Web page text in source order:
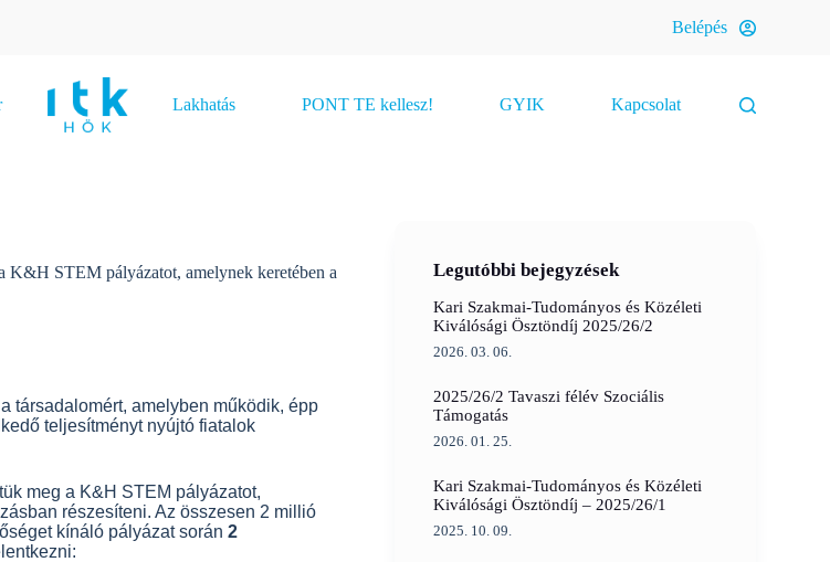
Belépés
Lakhatás PONT TE kellesz! GYIK Kapcsolat
K&H STEM pályázatot, amelynek keretében a
társadalomért, amelyben működik, épp
teljesítményt nyújtó fiatalok
meg a K&H STEM pályázatot,
részesíteni. Az összesen 2 millió
kínáló pályázat során2
Legutóbbi bejegyzések
Kari Szakmai-Tudományos és Közéleti
Kiválósági Ösztöndíj 2025/26/2
2026. 03. 06.
2025/26/2 Tavaszi félév Szociális
Támogatás
2026. 01. 25.
Kari Szakmai-Tudományos és Közéleti
Kiválósági Ösztöndíj – 2025/26/1
2025. 10. 09.